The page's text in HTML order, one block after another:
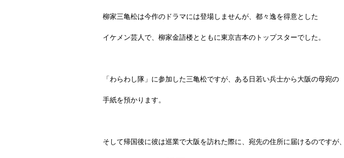
柳家三亀松は今作のドラマには登場しませんが、都々逸を得意とした
イケメン芸人で、柳家金語楼とともに東京吉本のトップスターでした。
「わらわし隊」に参加した三亀松ですが、ある日若い兵士から大阪の母宛の
手紙を預かります。
そして帰国後に彼は巡業で大阪を訪れた際に、宛先の住所に届けるのですが、